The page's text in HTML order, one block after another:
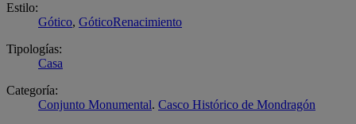
Estilo:
Gótico, GóticoRenacimiento
Tipologías:
Casa
Categoría:
Conjunto Monumental. Casco Histórico de Mondragón